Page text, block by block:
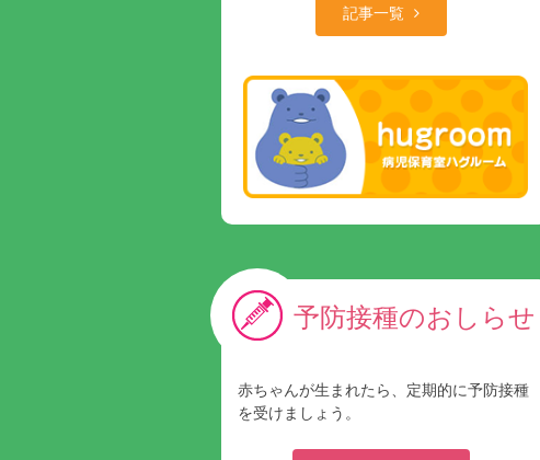
記事一覧
予防接種のおしらせ
赤ちゃんが生まれたら、定期的に予防接種
を受けましょう。